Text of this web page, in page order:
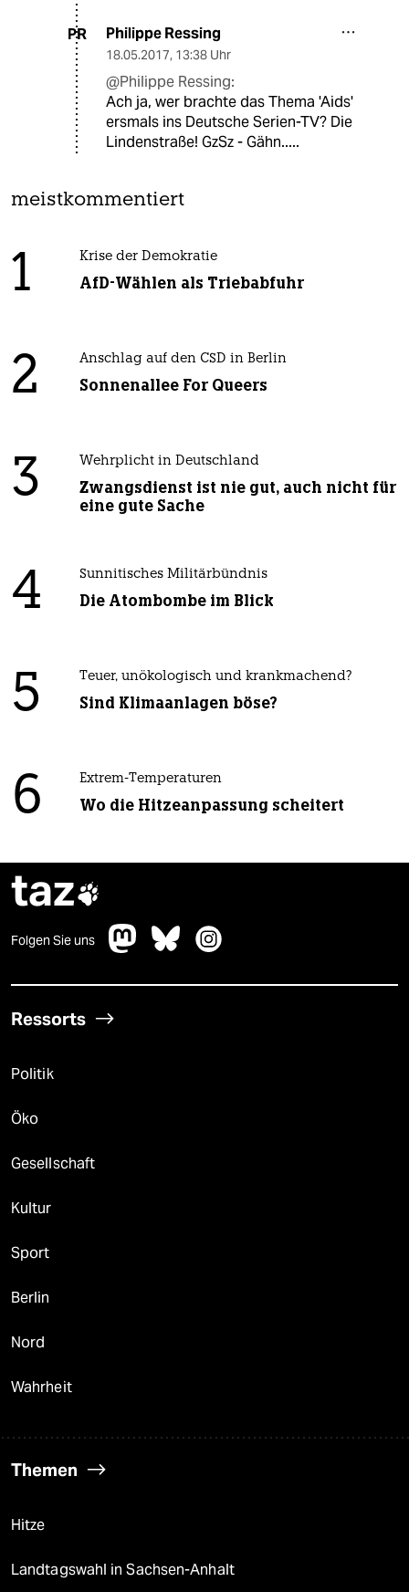
PR Philippe Ressing
18.05.2017, 13:38 Uhr
@Philippe Ressing:
Ach ja, wer brachte das Thema 'Aids'
ersmals ins Deutsche Serien-TV? Die
Lindenstraße! GzSz - Gähn.....
meistkommentiert
1 Krise der Demokratie
AfD-Wählen als Triebabfuhr
2 Anschlag auf den CSD in Berlin
Sonnenallee For Queers
3 Wehrplicht in Deutschland
Zwangsdienst ist nie gut, auch nicht für
eine gute Sache
4 Sunnitisches Militärbündnis
Die Atombombe im Blick
5 Teuer, unökologisch und krankmachend?
Sind Klimaanlagen böse?
6 Extrem-Temperaturen
Wo die Hitzeanpassung scheitert
taz
Folgen Sie uns
Ressorts
Politik
Öko
Gesellschaft
Kultur
Sport
Berlin
Nord
Wahrheit
Themen
Hitze
Landtagswahl in Sachsen-Anhalt